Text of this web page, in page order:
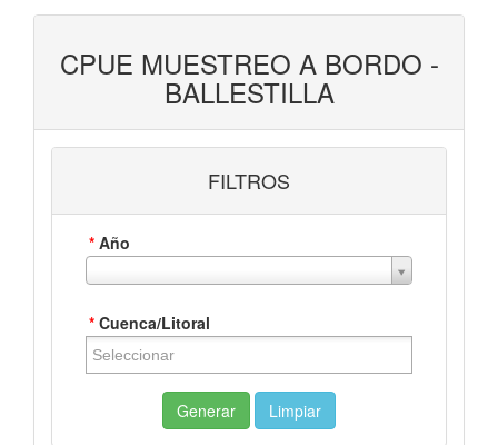
CPUE MUESTREO A BORDO -
BALLESTILLA
FILTROS
* Año
* Cuenca/Litoral
Generar Limpiar